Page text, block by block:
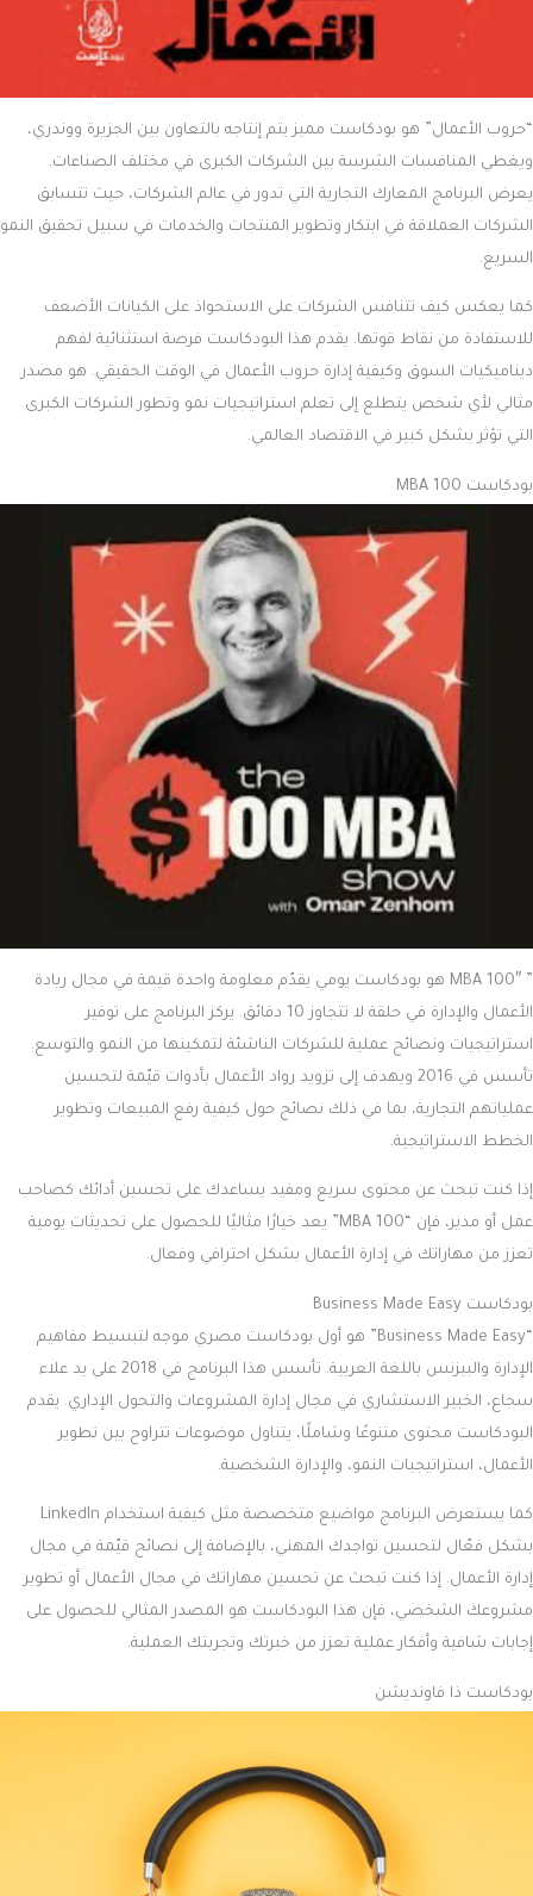
“حروب الأعمال” هو بودكاست مميز يتم إنتاجه بالتعاون بين الجزيرة ووندري،
ويغطي المنافسات الشرسة بين الشركات الكبرى في مختلف الصناعات.
يعرض البرنامج المعارك التجارية التي تدور في عالم الشركات، حيث تتسابق
الشركات العملاقة في ابتكار وتطوير المنتجات والخدمات في سبيل تحقيق النمو
السريع.
كما يعكس كيف تتنافس الشركات على الاستحواذ على الكيانات الأضعف
للاستفادة من نقاط قوتها. يقدم هذا البودكاست فرصة استثنائية لفهم
ديناميكيات السوق وكيفية إدارة حروب الأعمال في الوقت الحقيقي. هو مصدر
مثالي لأي شخص يتطلع إلى تعلم استراتيجيات نمو وتطور الشركات الكبرى
التي تؤثر بشكل كبير في الاقتصاد العالمي.
بودكاست MBA 100
” MBA 100″ هو بودكاست يومي يقدّم معلومة واحدة قيمة في مجال ريادة
الأعمال والإدارة في حلقة لا تتجاوز 10 دقائق. يركز البرنامج على توفير
استراتيجيات ونصائح عملية للشركات الناشئة لتمكينها من النمو والتوسع.
تأسس في 2016 ويهدف إلى تزويد رواد الأعمال بأدوات قيّمة لتحسين
عملياتهم التجارية، بما في ذلك نصائح حول كيفية رفع المبيعات وتطوير
الخطط الاستراتيجية.
إذا كنت تبحث عن محتوى سريع ومفيد يساعدك على تحسين أدائك كصاحب
عمل أو مدير، فإن “MBA 100” يعد خيارًا مثاليًا للحصول على تحديثات يومية
تعزز من مهاراتك في إدارة الأعمال بشكل احترافي وفعال.
بودكاست Business Made Easy
“Business Made Easy” هو أول بودكاست مصري موجه لتبسيط مفاهيم
الإدارة والبيزنس باللغة العربية. تأسس هذا البرنامج في 2018 على يد علاء
سجاع، الخبير الاستشاري في مجال إدارة المشروعات والتحول الإداري. يقدم
البودكاست محتوى متنوعًا وشاملًا، يتناول موضوعات تتراوح بين تطوير
الأعمال، استراتيجيات النمو، والإدارة الشخصية.
كما يستعرض البرنامج مواضيع متخصصة مثل كيفية استخدام LinkedIn
بشكل فعّال لتحسين تواجدك المهني، بالإضافة إلى نصائح قيّمة في مجال
إدارة الأعمال. إذا كنت تبحث عن تحسين مهاراتك في مجال الأعمال أو تطوير
مشروعك الشخصي، فإن هذا البودكاست هو المصدر المثالي للحصول على
إجابات شافية وأفكار عملية تعزز من خبرتك وتجربتك العملية.
بودكاست ذا فاونديشن